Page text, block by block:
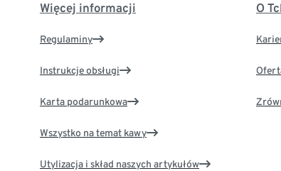
Więcej informacji
Regulaminy
Instrukcje obsługi
Karta podarunkowa
Wszystko na temat kawy
Utylizacja i skład naszych artykułów
O